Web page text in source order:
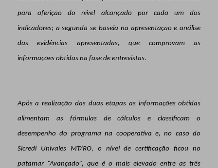
para aferição do nível alcançado por cada um dos
indicadores; a segunda se baseia na apresentação e análise
das evidências apresentadas, que comprovam as
informações obtidas na fase de entrevistas.
Após a realização das duas etapas as informações obtidas
alimentam as fórmulas de cálculos e classificam o
desempenho do programa na cooperativa e, no caso do
Sicredi Univales MT/RO, o nível de certificação ficou no
patamar “Avançado”, que é o mais elevado entre as três